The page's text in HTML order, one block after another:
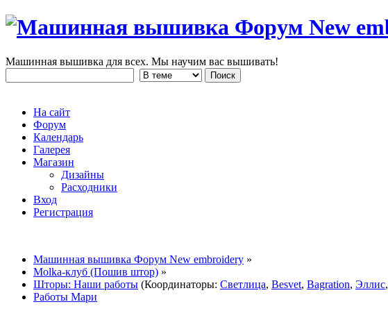
Машинная вышивка для всех. Мы научим вас вышивать!
На сайт
Форум
Календарь
Галерея
Магазин
Дизайны
Расходники
Вход
Регистрация
Машинная вышивка Форум New embroidery »
Molka-клуб (Пошив штор) »
Шторы: Наши работы (Координаторы: Светлица, Besvet, Bagration, Эллис,
Работы Мари